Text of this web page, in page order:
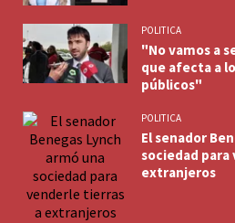
POLITICA
"No vamos a
que afecta a
públicos"
POLITICA
El senador
sociedad
extranjeros